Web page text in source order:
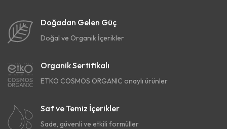
Doğadan Gelen Güç
Doğal ve Organik İçerikler
Organik Sertifikalı
ETKO COSMOS ORGANIC onaylı ürünler
Saf ve Temiz İçerikler
Sade, güvenli ve etkili formüller